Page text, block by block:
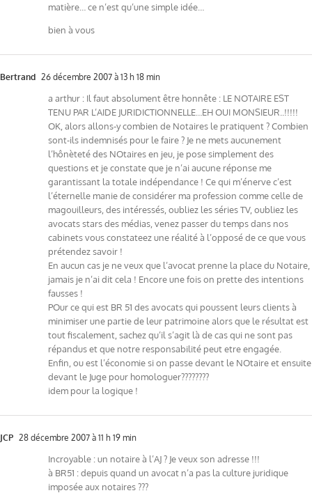
matière… ce n’est qu’une simple idée…
bien à vous
Bertrand 26 décembre 2007 à 13 h 18 min
a arthur : Il faut absolument être honnête : LE NOTAIRE EST
TENU PAR L’AIDE JURIDICTIONNELLE…EH OUI MONSIEUR..!!!!!
OK, alors allons-y combien de Notaires le pratiquent ? Combien
sont-ils indemnisés pour le faire ? Je ne mets aucunement
l’hônèteté des NOtaires en jeu, je pose simplement des
questions et je constate que je n’ai aucune réponse me
garantissant la totale indépendance ! Ce qui m’énerve c’est
l’éternelle manie de considérer ma profession comme celle de
magouilleurs, des intéressés, oubliez les séries TV, oubliez les
avocats stars des médias, venez passer du temps dans nos
cabinets vous constateez une réalité à l’opposé de ce que vous
prétendez savoir !
En aucun cas je ne veux que l’avocat prenne la place du Notaire,
jamais je n’ai dit cela ! Encore une fois on prette des intentions
fausses !
POur ce qui est BR 51 des avocats qui poussent leurs clients à
minimiser une partie de leur patrimoine alors que le résultat est
tout fiscalement, sachez qu’il s’agit là de cas qui ne sont pas
répandus et que notre responsabilité peut etre engagée.
Enfin, ou est l’économie si on passe devant le NOtaire et ensuite
devant le Juge pour homologuer????????
idem pour la logique !
JCP 28 décembre 2007 à 11 h 19 min
Incroyable : un notaire à l’AJ ? Je veux son adresse !!!
à BR51 : depuis quand un avocat n’a pas la culture juridique
imposée aux notaires ???